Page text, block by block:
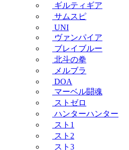
ギルティギア
サムスピ
UNI
ヴァンパイア
ブレイブルー
北斗の拳
メルブラ
DOA
マーベル闘魂
ストゼロ
ハンターハンター
スト1
スト2
スト3